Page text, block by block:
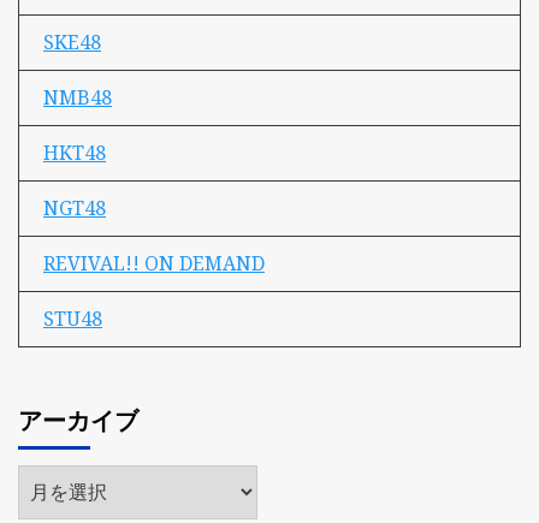
SKE48
NMB48
HKT48
NGT48
REVIVAL!! ON DEMAND
STU48
アーカイブ
ア
ー